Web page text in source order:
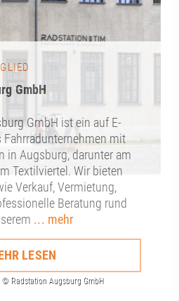
GmbH
GmbH ist ein auf E-
mit
in Augsburg, darunter am
Textilviertel. Wir bieten
Verkauf, Vermietung,
Beratung rund
... mehr
LESEN